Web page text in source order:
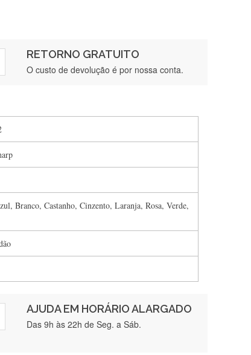
RETORNO GRATUITO
O custo de devolução é por nossa conta.
Branco, Castanho, Cinzento, Laranja, Rosa, Verde,
AJUDA EM HORÁRIO ALARGADO
Das 9h às 22h de Seg. a Sáb.